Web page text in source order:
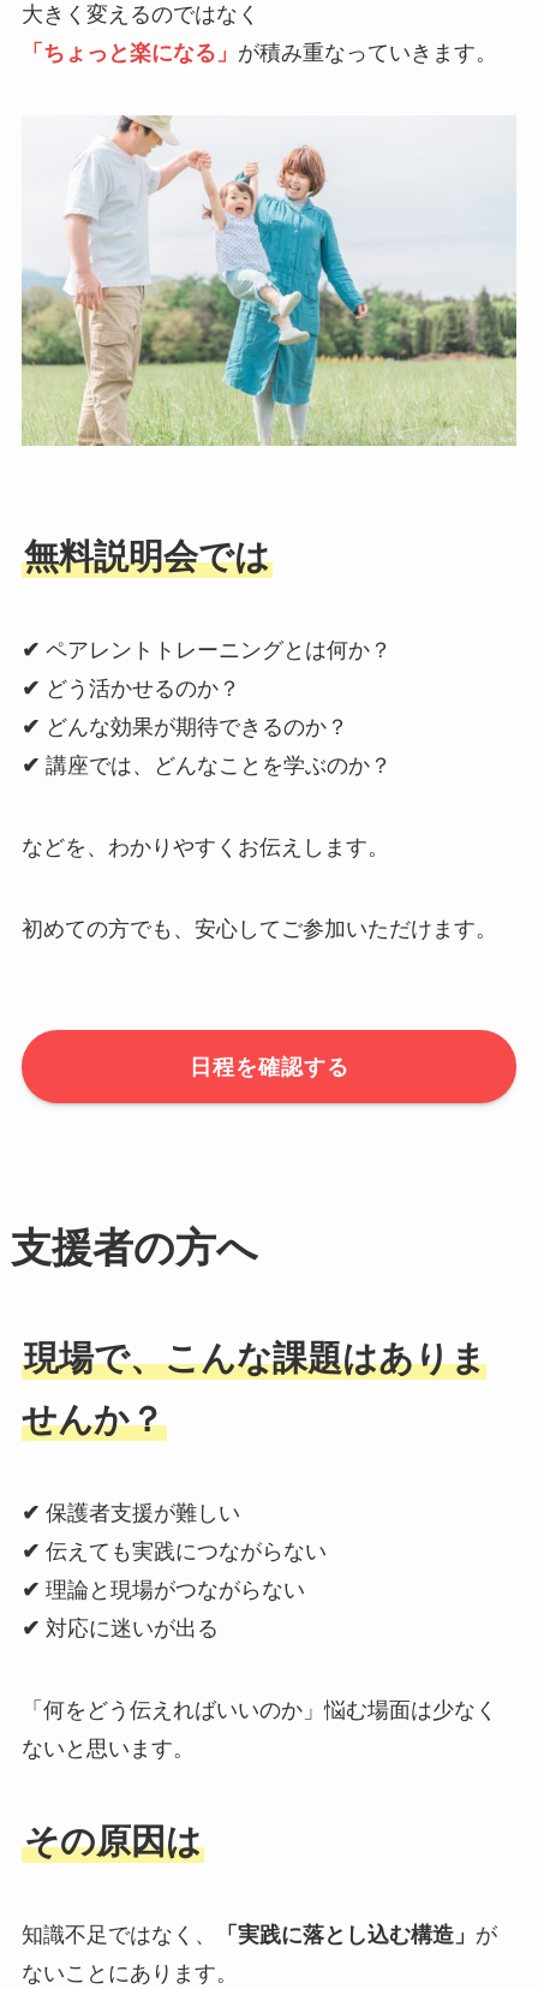
大きく変えるのではなく
「ちょっと楽になる」 が積み重なっていきます。
無料説明会では
✔ ペアレントトレーニングとは何か？
✔ どう活かせるのか？
✔ どんな効果が期待できるのか？
✔ 講座では、どんなことを学ぶのか？
などを、わかりやすくお伝えします。
初めての方でも、安心してご参加いただけます。
日程を確認する
支援者の方へ
現場で、こんな課題はありま
せんか？
✔ 保護者支援が難しい
✔ 伝えても実践につながらない
✔ 理論と現場がつながらない
✔ 対応に迷いが出る
「何をどう伝えればいいのか」悩む場面は少なく
ないと思います。
その原因は
知識不足ではなく、 「実践に落とし込む構造」 が
ないことにあります。